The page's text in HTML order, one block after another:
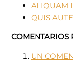
ALIQUAM
QUIS
COMENTARIOS
UN